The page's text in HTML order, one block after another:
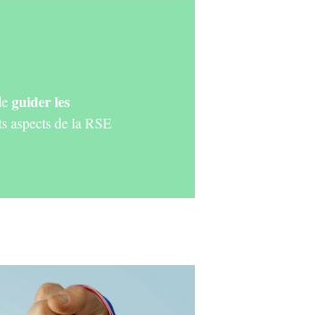
guider les
aspects de la RSE